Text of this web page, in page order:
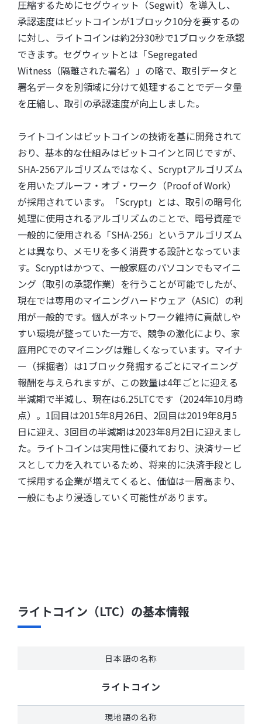
圧縮するためにセグウィット（Segwit）を導入し、
承認速度はビットコインが1ブロック10分を要するの
に対し、ライトコインは約2分30秒で1ブロックを承認
できます。セグウィットとは「Segregated
Witness（隔離された署名）」の略で、取引データと
署名データを別領域に分けて処理することでデータ量
を圧縮し、取引の承認速度が向上しました。
ライトコインはビットコインの技術を基に開発されて
おり、基本的な仕組みはビットコインと同じですが、
SHA-256アルゴリズムではなく、Scryptアルゴリズム
を用いたプルーフ・オブ・ワーク（Proof of Work）
が採用されています。「Scrypt」とは、取引の暗号化
処理に使用されるアルゴリズムのことで、暗号資産で
一般的に使用される「SHA-256」というアルゴリズム
とは異なり、メモリを多く消費する設計となっていま
す。Scryptはかつて、一般家庭のパソコンでもマイニ
ング（取引の承認作業）を行うことが可能でしたが、
現在では専用のマイニングハードウェア（ASIC）の利
用が一般的です。個人がネットワーク維持に貢献しや
すい環境が整っていた一方で、競争の激化により、家
庭用PCでのマイニングは難しくなっています。マイナ
ー（採掘者）は1ブロック発掘するごとにマイニング
報酬を与えられますが、この数量は4年ごとに迎える
半減期で半減し、現在は6.25LTCです（2024年10月時
点）。1回目は2015年8月26日、2回目は2019年8月5
日に迎え、3回目の半減期は2023年8月2日に迎えまし
た。ライトコインは実用性に優れており、決済サービ
スとして力を入れているため、将来的に決済手段とし
て採用する企業が増えてくると、価値は一層高まり、
一般にもより浸透していく可能性があります。
ライトコイン（LTC）の基本情報
日本語の名称
ライトコイン
現地語の名称